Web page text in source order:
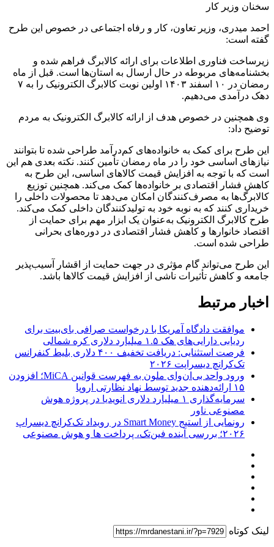
سخنان وزیر کار
احمد میدری، وزیر تعاون، کار و رفاه اجتماعی در خصوص این طرح
گفته است:
زیرساخت فناوری اطلاعات برای ارائه کالابرگ فراهم شده و
بخشنامه‌های مربوطه در حال ارسال به استان‌ها است. قبل از ماه
رمضان در ۱۰ اسفند ۱۴۰۳ اولین نوبت کالابرگ الکترونیک را به ۷
دهک درآمدی می‌دهیم.
وی همچنین در خصوص هدف از ارائه کالابرگ الکترونیک به مردم
توضیح داد:
این طرح برای کمک به خانواده‌های کم‌درآمد طراحی شده تا بتوانند
نیازهای اساسی خود را در ماه رمضان تأمین کنند. نکته بعدی هم این
است که با توجه به افزایش قیمت کالاهای اساسی، این طرح به
کاهش فشار اقتصادی بر خانواده‌ها کمک می‌کند. همچنین توزیع
کالابرگ‌ها به مصرف‌کنندگان امکان می‌دهد تا محصولات داخلی را
خریداری کنند که به نوبه خود به تولیدکنندگان داخلی کمک می‌کند.
طرح کالابرگ الکترونیک به‌عنوان یک ابزار مهم برای حمایت از
اقتصاد خانوارها و کاهش فشار اقتصادی در دوره‌های بحرانی
طراحی شده است.
این طرح می‌تواند گام مؤثری در جهت حمایت از اقشار آسیب‌پذیر
جامعه و کاهش تأثیرات ناشی از افزایش قیمت کالاها باشد.
اخبار مرتبط
موافقت دادگاه آمریکا با درخواست صرافی بای‌بیت برای
ردیابی دارایی‌های هک ۱.۵ میلیارد دلاری کره شمالی
فرصت استثنایی: دریافت تخفیف ۴۰۰ دلاری بلیط کنفرانس
تک‌کرانچ دیسراپت ۲۰۲۶
ورود واحد بی‌ان‌وای ملون به فهرست قوانین MiCA؛ افزودن
۱۵ ارائه‌دهنده جدید توسط نهاد نظارتی اروپا
سرمایه‌گذاری ۱ میلیارد دلاری انویدیا در پروژه هوش
مصنوعی ناور
رونمایی از استیج Smart Money در رویداد تک‌کرانچ دیسراپ
۲۰۲۶؛ بررسی آینده فین‌تک، پرداخت‌ ها و هوش مصنوعی
لینک کوتاه